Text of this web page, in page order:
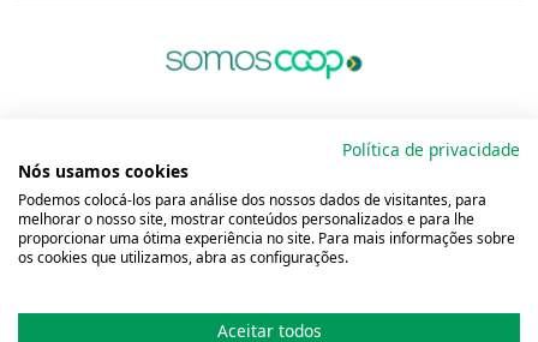
Copyright 2001 - 2026 Unimed do
Política de privacidade
Nós usamos cookies
Podemos colocá-los para análise dos nossos dados de visitantes, para
melhorar o nosso site, mostrar conteúdos personalizados e para lhe
proporcionar uma ótima experiência no site. Para mais informações sobre
os cookies que utilizamos, abra as configurações.
Aceitar todos